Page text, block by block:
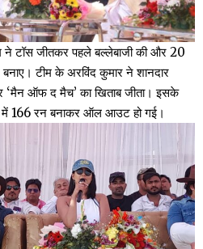
टॉस जीतकर पहले बल्लेबाजी की और 20
टीम के अरविंद कुमार ने शानदार
‘मैन ऑफ द मैच’ का खिताब जीता। इसके
में 166 रन बनाकर ऑल आउट हो गई।